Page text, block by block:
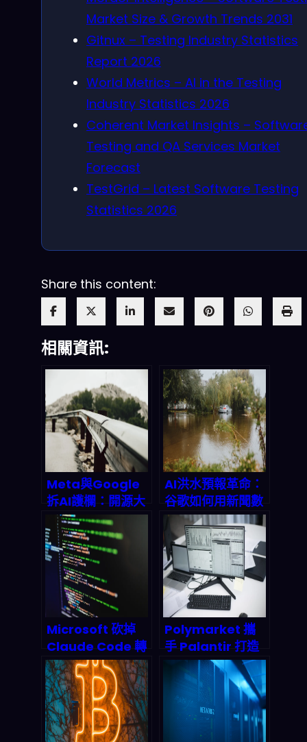
Market Size & Growth Trends 2031
Gitnux – Testing Industry Statistics
Report 2026
World Metrics – AI in the Testing
Industry Statistics 2026
Coherent Market Insights –
Testing and QA Services Market
Forecast
TestGrid – Latest Software Testing
Statistics 2026
Share this content:
相關資訊:
Meta與Google
拆AI護欄：開源大
模型安全防線崩塌
的深度觀察
AI洪水預報革命：
谷歌如何用新聞數
據提前24小時預測
城市洪災？
Microsoft 砍掉
Claude Code 轉
投 GitHub
Copilot CLI：終
端機裡的 AI 編碼
革命正在改寫開發
者生存法則
Polymarket 攜
手 Palantir 打造
AI 體育監控革命：
預測市場的 2026
新_game rules